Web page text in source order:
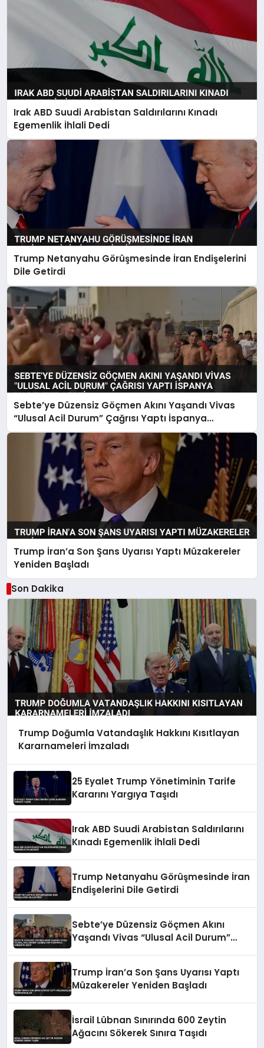
Irak ABD Suudi Arabistan Saldırılarını Kınadı
Egemenlik İhlali Dedi
Trump Netanyahu Görüşmesinde İran Endişelerini
Dile Getirdi
Sebte’ye Düzensiz Göçmen Akını Yaşandı Vivas
“Ulusal Acil Durum” Çağrısı Yaptı İspanya
Harekete Geçti
Trump İran’a Son Şans Uyarısı Yaptı Müzakereler
Yeniden Başladı
Son Dakika
Trump Doğumla Vatandaşlık Hakkını Kısıtlayan
Kararnameleri İmzaladı
25 Eyalet Trump Yönetiminin Tarife
Kararını Yargıya Taşıdı
Irak ABD Suudi Arabistan Saldırılarını
Kınadı Egemenlik İhlali Dedi
Trump Netanyahu Görüşmesinde İran
Endişelerini Dile Getirdi
Sebte’ye Düzensiz Göçmen Akını
Yaşandı Vivas “Ulusal Acil Durum”
Trump İran’a Son Şans Uyarısı Yaptı
Müzakereler Yeniden Başladı
İsrail Lübnan Sınırında 600 Zeytin
Ağacını Sökerek Sınıra Taşıdı